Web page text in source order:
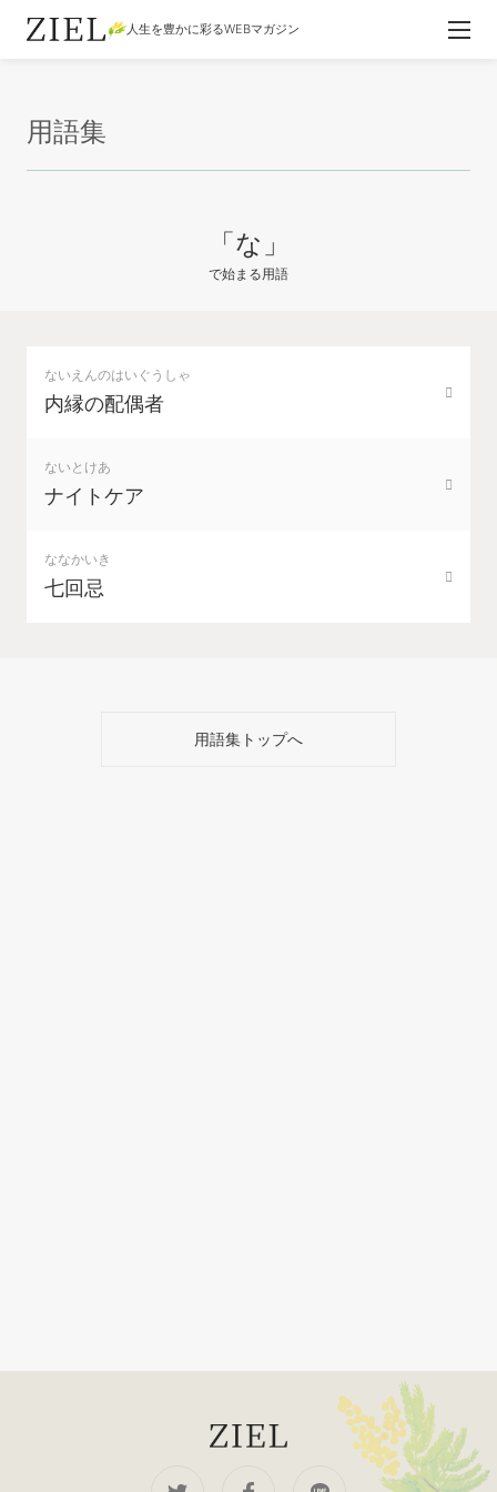
人生を豊かに彩るWEBマガジン
用語集
「な」
で始まる用語
ないえんのはいぐうしゃ
内縁の配偶者
ないとけあ
ナイトケア
ななかいき
七回忌
用語集トップへ